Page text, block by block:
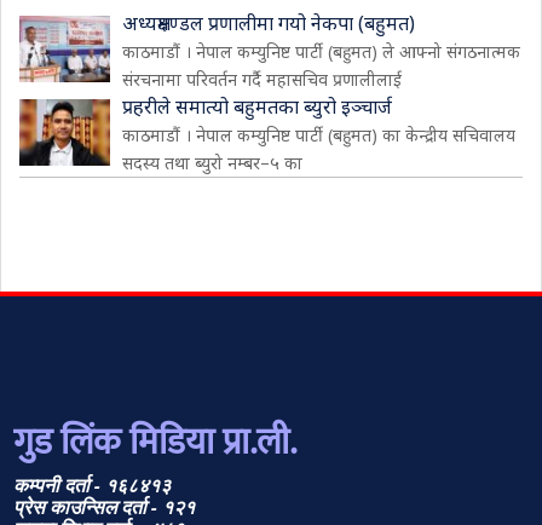
अध्यक्षमण्डल प्रणालीमा गयो नेकपा (बहुमत)
काठमाडौं । नेपाल कम्युनिष्ट पार्टी (बहुमत) ले आफ्नो संगठनात्मक
संरचनामा परिवर्तन गर्दै महासचिव प्रणालीलाई
प्रहरीले समात्यो बहुमतका ब्युरो इञ्चार्ज
काठमाडौं । नेपाल कम्युनिष्ट पार्टी (बहुमत) का केन्द्रीय सचिवालय
सदस्य तथा ब्युरो नम्बर–५ का
गुड लिंक मिडिया प्रा.ली.
कम्पनी दर्ता - १६८४१३
प्रेस काउन्सिल दर्ता - १२१